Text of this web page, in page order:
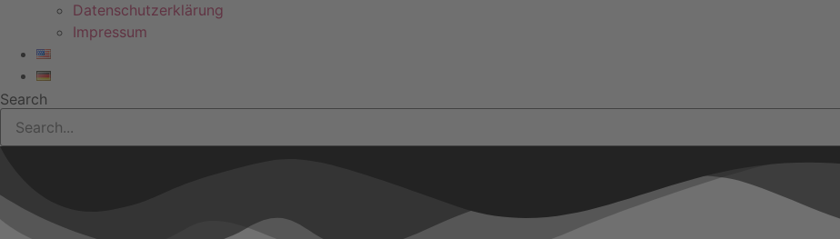
Datenschutzerklärung
Impressum
Search